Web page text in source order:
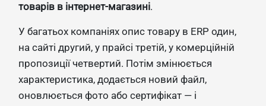
товарів в інтернет-магазині.
У багатьох компаніях опис товару в ERP один,
на сайті другий, у прайсі третій, у комерційній
пропозиції четвертий. Потім змінюється
характеристика, додається новий файл,
оновлюється фото або сертифікат — і